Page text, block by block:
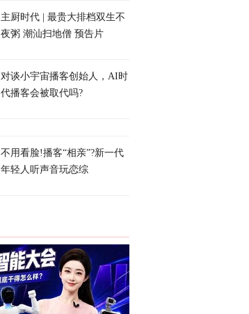
主厨时代 | 最贵大排档双生不
夜粥 潮汕扫地僧 预告片
对谈小宇宙播客创始人，AI时
代播客会被取代吗?
不用看脸!播客“相亲”?新一代
年轻人听声音玩恋综